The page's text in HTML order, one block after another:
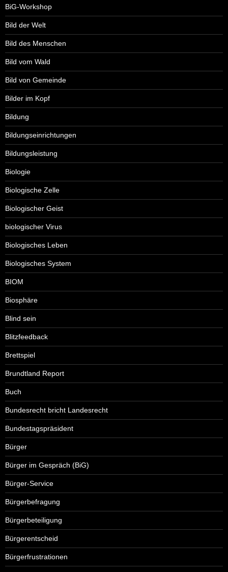
BiG-Workshop
Bild der Welt
Bild des Menschen
Bild vom Wald
Bild von Gemeinde
Bilder im Kopf
Bildung
Bildungseinrichtungen
Bildungsleistung
Biologie
Biologische Zelle
Biologischer Geist
biologischer Virus
Biologisches Leben
Biologisches System
BIOM
Biosphäre
Blind sein
Blitzfeedback
Brettspiel
Brundtland Report
Buch
Bundesrecht bricht Landesrecht
Bundestagspräsident
Bürger
Bürger im Gespräch (BiG)
Bürger-Service
Bürgerbefragung
Bürgerbeteiligung
Bürgerentscheid
Bürgerfrustrationen